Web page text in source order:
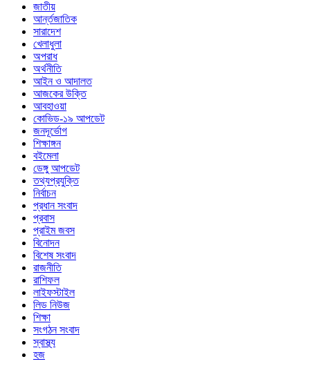
জাতীয়
আর্ন্তজাতিক
সারাদেশ
খেলাধুলা
অপরাধ
অর্থনীতি
আইন ও আদালত
আজকের উক্তি
আবহাওয়া
কোভিড-১৯ আপডেট
জনদূর্ভোগ
শিক্ষাঙ্গন
বইমেলা
ডেঙ্গু আপডেট
তথ্যপ্রযুক্তি
নির্বাচন
প্রধান সংবাদ
প্রবাস
প্রাইম জবস
বিনোদন
বিশেষ সংবাদ
রাজনীতি
রাশিফল
লাইফস্টাইল
লিড নিউজ
শিক্ষা
সংগঠন সংবাদ
স্বাস্থ্য
হজ